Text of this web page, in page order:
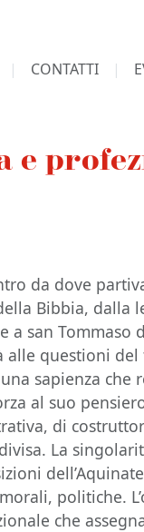
CONTATTI
e
da dove
Bibbia, dalla
san Tommaso
questioni del
sapienza che
al suo
di
La
politiche.
che